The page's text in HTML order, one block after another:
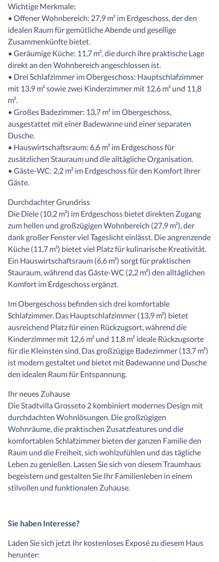
Wichtige Merkmale:
• Offener Wohnbereich: 27,9 m² im Erdgeschoss, der den
idealen Raum für gemütliche Abende und gesellige
Zusammenkünfte bietet.
• Geräumige Küche: 11,7 m², die durch ihre praktische Lage
direkt an den Wohnbereich angeschlossen ist.
• Drei Schlafzimmer im Obergeschoss: Hauptschlafzimmer
mit 13,9 m² sowie zwei Kinderzimmer mit 12,6 m² und 11,8
m².
• Großes Badezimmer: 13,7 m² im Obergeschoss,
ausgestattet mit einer Badewanne und einer separaten
Dusche.
• Hauswirtschaftsraum: 6,6 m² im Erdgeschoss für
zusätzlichen Stauraum und die alltägliche Organisation.
• Gäste-WC: 2,2 m² im Erdgeschoss für den Komfort Ihrer
Gäste.
Durchdachter Grundriss
Die Diele (10,2 m²) im Erdgeschoss bietet direkten Zugang
zum hellen und großzügigen Wohnbereich (27,9 m²), der
dank großer Fenster viel Tageslicht einlässt. Die angrenzende
Küche (11,7 m²) bietet viel Platz für kulinarische Kreativität.
Ein Hauswirtschaftsraum (6,6 m²) sorgt für praktischen
Stauraum, während das Gäste-WC (2,2 m²) den alltäglichen
Komfort im Erdgeschoss ergänzt.
Im Obergeschoss befinden sich drei komfortable
Schlafzimmer. Das Hauptschlafzimmer (13,9 m²) bietet
ausreichend Platz für einen Rückzugsort, während die
Kinderzimmer mit 12,6 m² und 11,8 m² ideale Rückzugsorte
für die Kleinsten sind. Das großzügige Badezimmer (13,7 m²)
ist modern gestaltet und bietet mit Badewanne und Dusche
den idealen Raum für Entspannung.
Ihr neues Zuhause
Die Stadtvilla Grosseto 2 kombiniert modernes Design mit
durchdachten Wohnlösungen. Die großzügigen
Wohnräume, die praktischen Zusatzfeatures und die
komfortablen Schlafzimmer bieten der ganzen Familie den
Raum und die Freiheit, sich wohlzufühlen und das tägliche
Leben zu genießen. Lassen Sie sich von diesem Traumhaus
begeistern und gestalten Sie Ihr Familienleben in einem
stilvollen und funktionalen Zuhause.
Sie haben Interesse?
Laden Sie sich jetzt Ihr kostenloses Exposé zu diesem Haus
herunter: